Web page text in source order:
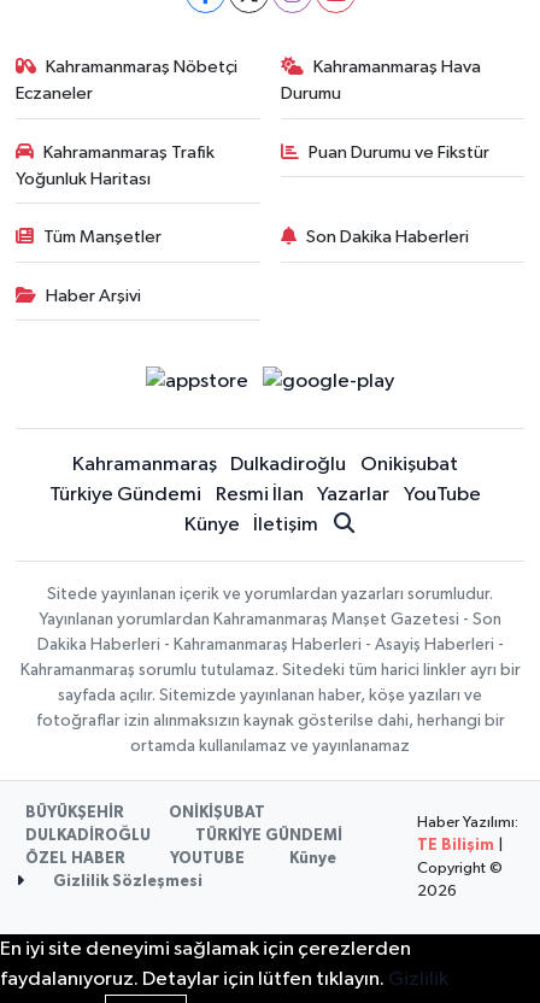
Kahramanmaraş Nöbetçi
Eczaneler
Kahramanmaraş Hava
Durumu
Kahramanmaraş Trafik
Yoğunluk Haritası
Puan Durumu ve Fikstür
Tüm Manşetler Son Dakika Haberleri
Haber Arşivi
Kahramanmaraş Dulkadiroğlu
Onikişubat
Türkiye Gündemi
Resmi İlan Yazarlar
YouTube
Künye
İletişim
Sitede yayınlanan içerik ve yorumlardan yazarları sorumludur.
Yayınlanan yorumlardan Kahramanmaraş Manşet Gazetesi - Son
Dakika Haberleri - Kahramanmaraş Haberleri - Asayiş Haberleri -
Kahramanmaraş sorumlu tutulamaz. Sitedeki tüm harici linkler ayrı bir
sayfada açılır. Sitemizde yayınlanan haber, köşe yazıları ve
fotoğraflar izin alınmaksızın kaynak gösterilse dahi, herhangi bir
ortamda kullanılamaz ve yayınlanamaz
BÜYÜKŞEHİR
ONİKİŞUBAT
DULKADİROĞLU
TÜRKİYE GÜNDEMİ
ÖZEL HABER
YOUTUBE
Künye
Gizlilik Sözleşmesi
Haber Yazılımı:
TE Bilişim
Copyright ©
2026
En iyi site deneyimi sağlamak için çerezlerden
faydalanıyoruz. Detaylar için lütfen tıklayın. Gizlilik